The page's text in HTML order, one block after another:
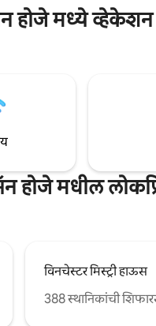
होजे मध्ये व्हेकेशन
होजे मधील
विनचेस्टर मिस्ट्री हाऊस
388 स्थानिकांची